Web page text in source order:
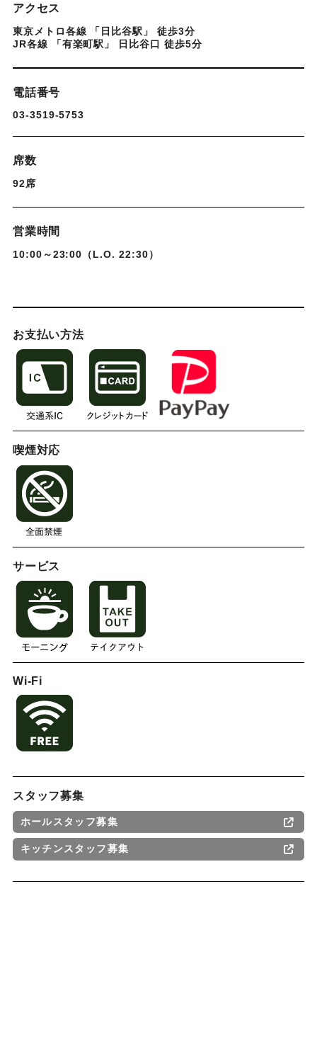
アクセス
東京メトロ各線 「日比谷駅」 徒歩3分
JR各線 「有楽町駅」 日比谷口 徒歩5分
電話番号
03-3519-5753
席数
92席
営業時間
10:00～23:00（L.O. 22:30）
サービス
お支払い方法
Wi-Fi
喫煙対応
スタッフ募集
ホールスタッフ募集
キッチンスタッフ募集